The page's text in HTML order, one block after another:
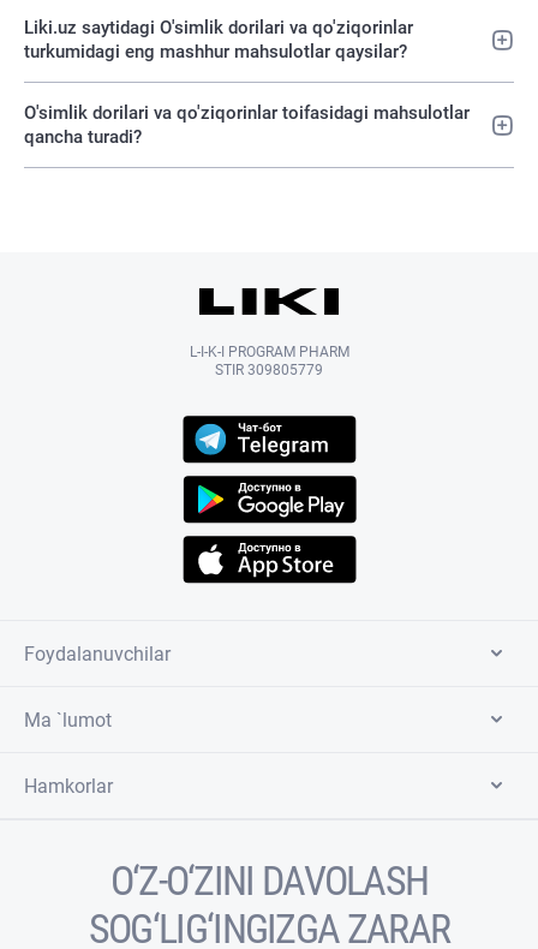
Liki.uz saytidagi O'simlik dorilari va qo'ziqorinlar
turkumidagi eng mashhur mahsulotlar qaysilar?
O'simlik dorilari va qo'ziqorinlar toifasidagi mahsulotlar
qancha turadi?
L-I-K-I PROGRAM PHARM
STIR 309805779
Foydalanuvchilar
Ma `lumot
Hamkorlar
O‘Z-O‘ZINI DAVOLASH
SOG‘LIG‘INGIZGA ZARAR